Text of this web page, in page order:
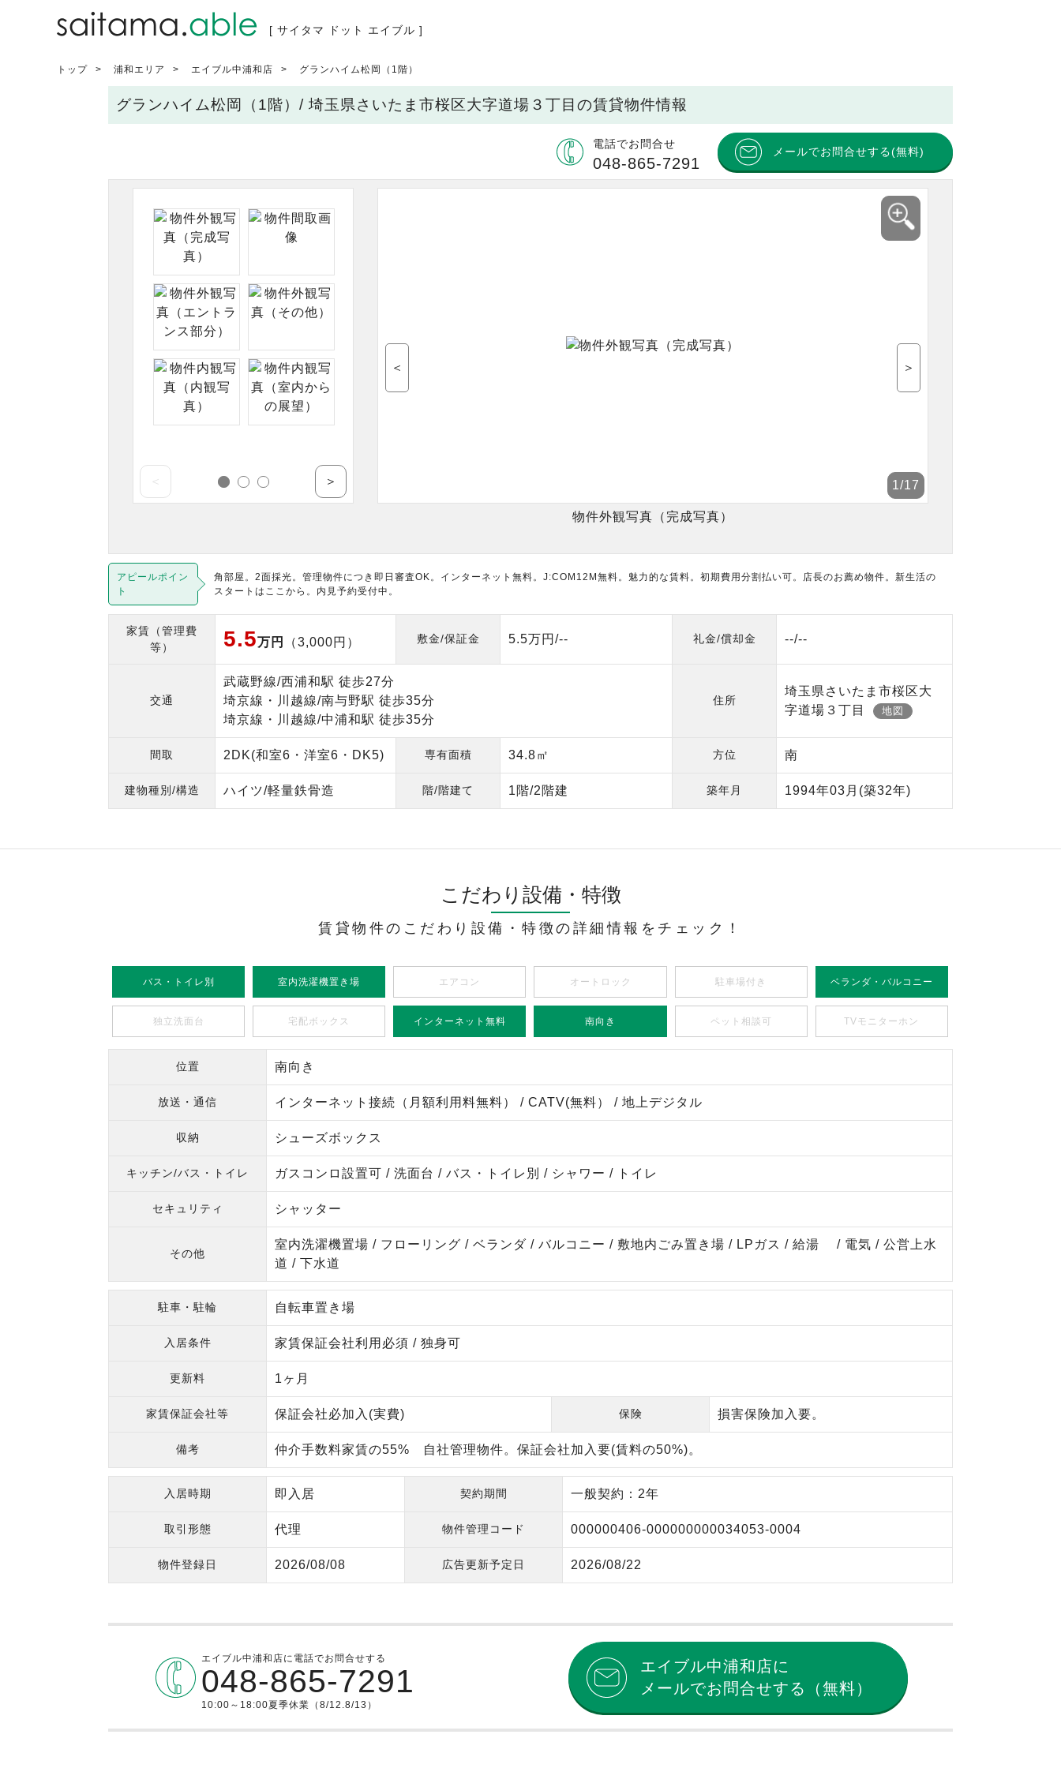
[ サイタマ ドット エイブル ]
トップ 浦和エリア エイブル中浦和店 グランハイム松岡（1階）
グランハイム松岡（1階）/ 埼玉県さいたま市桜区大字道場３丁目の賃貸物件情報
電話でお問合せ
048-865-7291
メールでお問合せする(無料)
＜ ＞
物件外観写真（完成写真）
1/17
＜ ＞
アピールポイン
ト
角部屋。2面採光。管理物件につき即日審査OK。インターネット無料。J:COM12M無料。魅力的な賃料。初期費用分割払い可。店長のお薦め物件。新生活の
スタートはここから。内見予約受付中。
家賃（管理費
等）
5.5万円 （3,000円） 敷金/保証金 5.5万円/-- 礼金/償却金 --/--
交通
武蔵野線/西浦和駅 徒歩27分
埼京線・川越線/南与野駅 徒歩35分
埼京線・川越線/中浦和駅 徒歩35分
住所
埼玉県さいたま市桜区大
字道場３丁目
地図
間取 2DK(和室6・洋室6・DK5) 専有面積 34.8㎡ 方位 南
建物種別/構造 ハイツ/軽量鉄骨造 階/階建て 1階/2階建 築年月 1994年03月 (築32年)
こだわり設備・特徴
賃貸物件のこだわり設備・特徴の詳細情報をチェック！
バス・トイレ別 室内洗濯機置き場 エアコン オートロック 駐車場付き ベランダ・バルコニー
独立洗面台 宅配ボックス インターネット無料 南向き ペット相談可 TVモニターホン
位置 南向き
放送・通信 インターネット接続（月額利用料無料） / CATV(無料） / 地上デジタル
収納 シューズボックス
キッチン/バス・トイレ ガスコンロ設置可 / 洗面台 / バス・トイレ別 / シャワー / トイレ
セキュリティ シャッター
その他
室内洗濯機置場 / フローリング / ベランダ / バルコニー / 敷地内ごみ置き場 / LPガス / 給湯 / 電気 / 公営上水
道 / 下水道
駐車・駐輪 自転車置き場
入居条件 家賃保証会社利用必須 / 独身可
更新料 1ヶ月
家賃保証会社等 保証会社必加入(実費) 保険 損害保険加入要。
備考 仲介手数料家賃の55% 自社管理物件。保証会社加入要(賃料の50%)。
入居時期 即入居 契約期間 一般契約：2年
取引形態 代理 物件管理コード 000000406-000000000034053-0004
物件登録日 2026/08/08 広告更新予定日 2026/08/22
エイブル中浦和店に電話でお問合せする
048-865-7291
10:00～18:00夏季休業（8/12.8/13）
エイブル中浦和店に
メールでお問合せする（無料）